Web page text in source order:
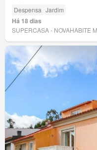
Despensa Jardim
Há 18 dias
SUPERCASA - NOVAHABITE